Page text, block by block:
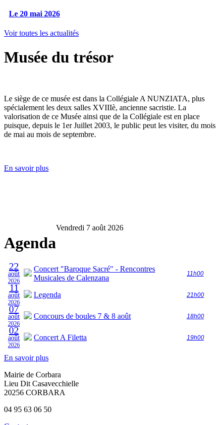
Le 20 mai 2026
Voir toutes les actualités
Musée du trésor
Le siège de ce musée est dans la Collégiale A NUNZIATA, plus
spécialement les deux salles XVIIIè, ancienne sacristie. La
valorisation de ce Musée ainsi que de la Collégiale est en place
puisque, depuis le 1er Juillet 2003, le public peut les visiter, du mois
de mai au mois de septembre.
En savoir plus
Agenda
Vendredi 7 août 2026
22
août
2026
Concert "Baroque Sacré" - Rencontres
Musicales de Calenzana
11h00
11
août
2026
Legenda 21h00
07
août
2026
Concours de boules 7 & 8 août 18h00
02
août
2026
Concert A Filetta 19h00
En savoir plus
Mairie de Corbara
Lieu Dit Casavecchielle
20256 CORBARA
04 95 63 06 50